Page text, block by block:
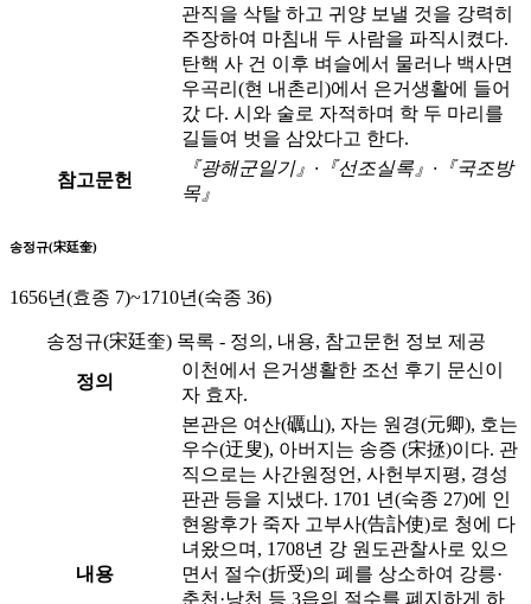
관직을 삭탈 하고 귀양 보낼 것을 강력히
주장하여 마침내 두 사람을 파직시켰다.
탄핵 사 건 이후 벼슬에서 물러나 백사면
우곡리(현 내촌리)에서 은거생활에 들어
갔 다. 시와 술로 자적하며 학 두 마리를
길들여 벗을 삼았다고 한다.
참고문헌
『광해군일기』·『선조실록』·『국조방
목』
송정규(宋廷奎)
1656년(효종 7)~1710년(숙종 36)
송정규(宋廷奎) 목록 - 정의, 내용, 참고문헌 정보 제공
정의
이천에서 은거생활한 조선 후기 문신이
자 효자.
내용
본관은 여산(礪山), 자는 원경(元卿), 호는
우수(迂叟), 아버지는 송증 (宋拯)이다. 관
직으로는 사간원정언, 사헌부지평, 경성
판관 등을 지냈다. 1701 년(숙종 27)에 인
현왕후가 죽자 고부사(告訃使)로 청에 다
녀왔으며, 1708년 강 원도관찰사로 있으
면서 절수(折受)의 폐를 상소하여 강릉·
춘천·낭천 등 3읍의 절수를 폐지하게 하